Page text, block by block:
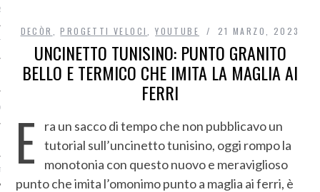
DI ACCESSO AI DATI
DECÒR ,PROGETTI VELOCI ,YOUTUBE 21 MARZO, 2023
UNCINETTO TUNISINO: PUNTO GRANITO
BELLO E TERMICO CHE IMITA LA MAGLIA AI
FERRI
E
ra un sacco di tempo che non pubblicavo un
tutorial sull’uncinetto tunisino, oggi rompo la
monotonia con questo nuovo e meraviglioso
punto che imita l’omonimo punto a maglia ai ferri, è